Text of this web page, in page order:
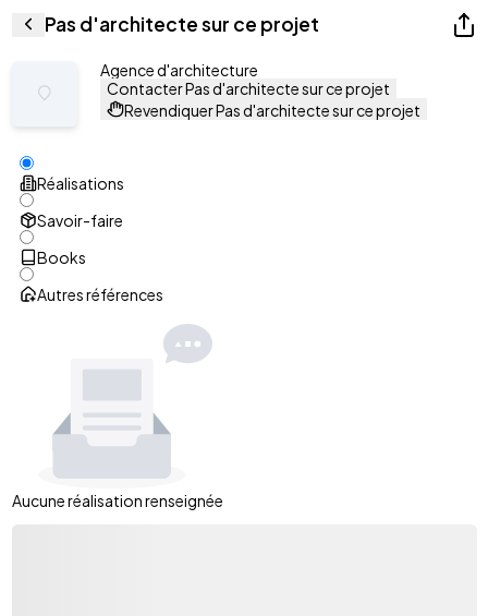
Pas d'architecte sur ce projet
Agence d'architecture
Contacter Pas d'architecte sur ce projet
Revendiquer Pas d'architecte sur ce projet
Réalisations
Savoir-faire
Books
Autres références
Aucune réalisation renseignée